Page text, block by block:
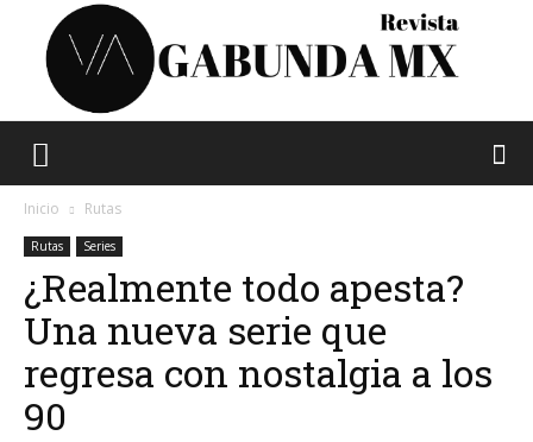
Mx
Inicio Rutas
Rutas Series
¿Realmente todo apesta?
Una nueva serie que
regresa con nostalgia a los
90